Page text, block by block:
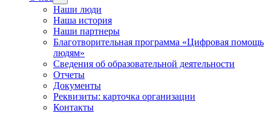
Наши люди
Наша история
Наши партнеры
Благотворительная программа «Цифровая помощь
людям»
Сведения об образовательной деятельности
Отчеты
Документы
Реквизиты: карточка организации
Контакты